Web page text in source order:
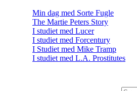
Min dag med Sorte Fugle
The Martie Peters Story
I studiet med Lucer
I studiet med Forcentury
I Studiet med Mike Tramp
I studiet med L.A. Prostitutes